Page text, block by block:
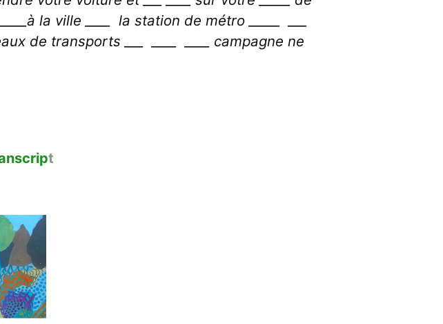
la ville ____ la station de métro _____ ___
de transports ___ ____ ____ campagne ne
t